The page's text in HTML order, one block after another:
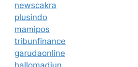
newscakra
plusindo
mamipos
tribunfinance
garudaonline